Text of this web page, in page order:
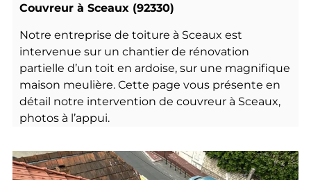
Couvreur à Sceaux (92330)
Notre entreprise de toiture à Sceaux est
intervenue sur un chantier de rénovation
partielle d’un toit en ardoise, sur une magnifique
maison meulière. Cette page vous présente en
détail notre intervention de couvreur à Sceaux,
photos à l’appui.